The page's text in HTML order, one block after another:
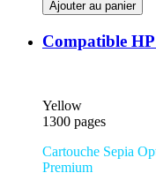
Compatible
Yellow
1300 pages
Cartouche Sepia
Premium